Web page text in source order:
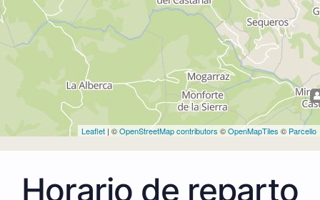
Leaflet | ©OpenStreetMap contributors ©OpenMapTiles © Parcello
Horario de reparto